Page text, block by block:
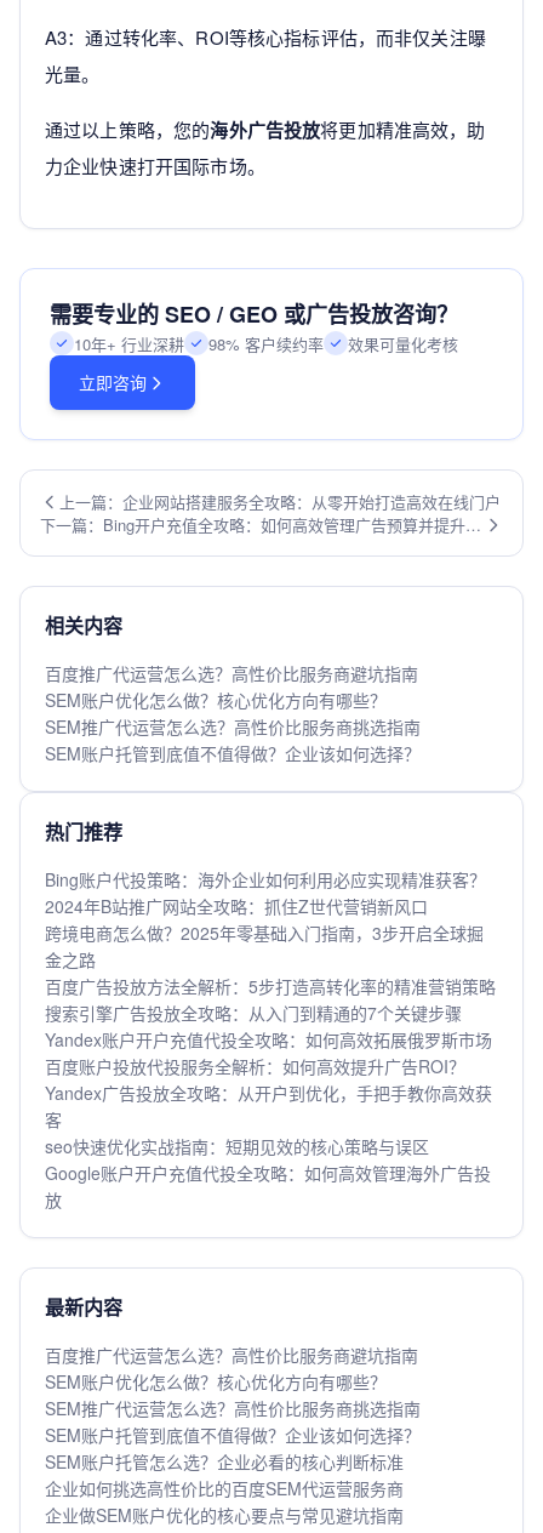
A3：通过转化率、ROI等核心指标评估，而非仅关注曝
光量。
通过以上策略，您的海外广告投放将更加精准高效，助
力企业快速打开国际市场。
需要专业的 SEO / GEO 或广告投放咨询？
10年+ 行业深耕 98% 客户续约率 效果可量化考核
立即咨询
上一篇：企业网站搭建服务全攻略：从零开始打造高效在线门户
下一篇：Bing开户充值全攻略：如何高效管理广告预算并提升投
相关内容
百度推广代运营怎么选？高性价比服务商避坑指南
SEM账户优化怎么做？核心优化方向有哪些？
SEM推广代运营怎么选？高性价比服务商挑选指南
SEM账户托管到底值不值得做？企业该如何选择？
热门推荐
Bing账户代投策略：海外企业如何利用必应实现精准获客？
2024年B站推广网站全攻略：抓住Z世代营销新风口
跨境电商怎么做？2025年零基础入门指南，3步开启全球掘
金之路
百度广告投放方法全解析：5步打造高转化率的精准营销策略
搜索引擎广告投放全攻略：从入门到精通的7个关键步骤
Yandex账户开户充值代投全攻略：如何高效拓展俄罗斯市场
百度账户投放代投服务全解析：如何高效提升广告ROI？
Yandex广告投放全攻略：从开户到优化，手把手教你高效获
客
seo快速优化实战指南：短期见效的核心策略与误区
Google账户开户充值代投全攻略：如何高效管理海外广告投
放
最新内容
百度推广代运营怎么选？高性价比服务商避坑指南
SEM账户优化怎么做？核心优化方向有哪些？
SEM推广代运营怎么选？高性价比服务商挑选指南
SEM账户托管到底值不值得做？企业该如何选择？
SEM账户托管怎么选？企业必看的核心判断标准
企业如何挑选高性价比的百度SEM代运营服务商
企业做SEM账户优化的核心要点与常见避坑指南